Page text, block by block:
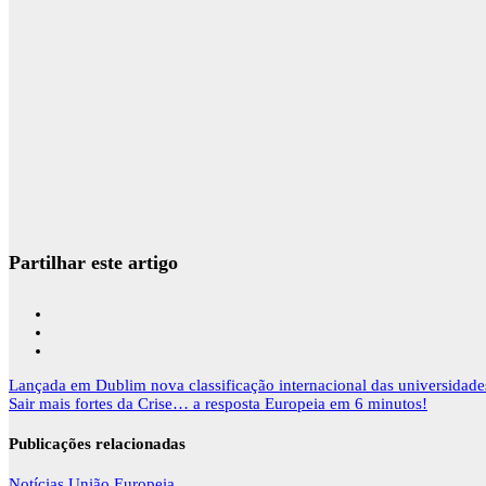
Partilhar este artigo
Navegação
de
Lançada em Dublim nova classificação internacional das
Sair mais fortes da Crise… a resposta Europeia em 6 minutos!
Publicações relacionadas